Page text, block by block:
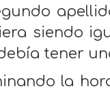
siendo
tener
la